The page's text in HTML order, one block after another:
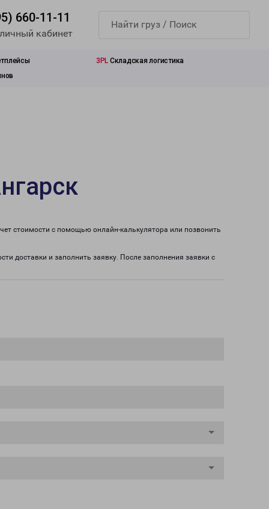
660-11-11
кабинет
3PL Складская логистика
стоимости с помощью онлайн-калькулятора или позвонить
доставки и заполнить заявку. После заполнения заявки с